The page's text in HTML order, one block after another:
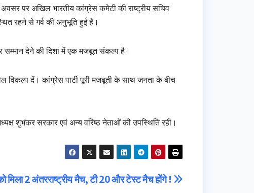
अवसर पर अखिल भारतीय कांग्रेस कमेटी की राष्ट्रीय सचिव
रहने से गर्व की अनुभूति हुई है।
सम्मान देने की दिशा में एक मजबूत संकल्प है।
विकल्प दें। कांग्रेस पार्टी पूरी मजबूती के साथ जनता के बीच
शुभंकर सरकार एवं अन्य वरिष्ठ नेताओं की उपस्थिति रही।
मिला 2 अंतरराष्ट्रीय मैच, टी 20 और टेस्ट मैच होंगे !